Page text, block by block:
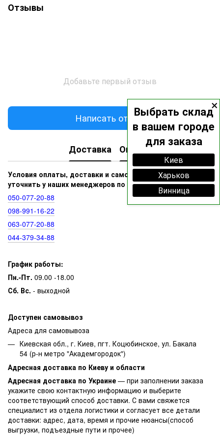
×
Выбрать склад
в вашем городе
для заказа
Киев
Харьков
Винница
Отзывы
Добавьте первый отзыв
Написать отзыв
Доставка Оплата
Условия оплаты, доставки и самовывоза вы можете
уточнить у наших менеджеров по номерам:
050‑077‑20‑88
098‑991‑16‑22
063‑077‑20‑88
044‑379‑34‑88
График работы:
Пн.-Пт. 09.00 -18.00
Сб. Вс. - выходной
Доступен самовывоз
Адреса для самовывоза
Киевская обл., г. Киев, пгт. Коцюбинское, ул. Бакала
54 (р-н метро "Академгородок")
Адресная доставка по Киеву и области
Адресная доставка по Украине — при заполнении заказа
укажите свою контактную информацию и выберите
соответствующий способ доставки. С вами свяжется
специалист из отдела логистики и согласует все детали
доставки: адрес, дата, время и прочие нюансы(способ
выгрузки, подъездные пути и прочее)